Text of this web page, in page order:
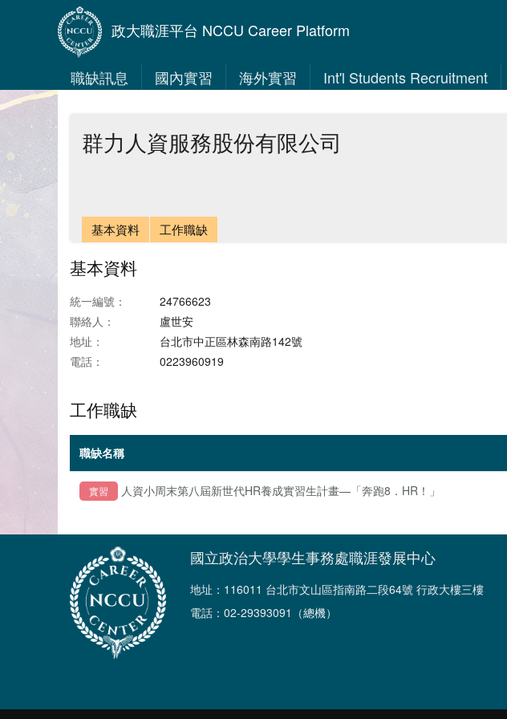
政大職涯平台 NCCU Career Platform
職缺訊息 國內實習 海外實習 Int'l Students Recruitment
群力人資服務股份有限公司
基本資料 工作職缺
基本資料
統一編號：
24766623
聯絡人：
盧世安
地址：
台北市中正區林森南路142號
電話：
0223960919
工作職缺
職缺名稱
實習 人資小周末第八屆新世代HR養成實習生計畫—「奔跑8．HR！」
國立政治大學學生事務處職涯發展中心
地址：116011 台北市文山區指南路二段64號 行政大樓三樓
電話：02-29393091（總機）